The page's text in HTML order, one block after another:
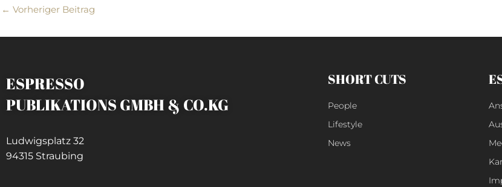
← Vorheriger Beitrag
ESPRESSO
PUBLIKATIONS GMBH & CO.KG
Ludwigsplatz 32
94315 Straubing
SHORT CUTS
People
Lifestyle
News